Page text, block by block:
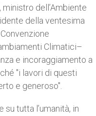
dell’Ambiente
della ventesima
Climatici–
e incoraggiamento a
"i lavori di questi
e generoso".
tutta l’umanità, in